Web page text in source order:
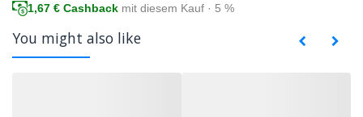
1,67 € Cashback mit diesem Kauf · 5 %
You might also like